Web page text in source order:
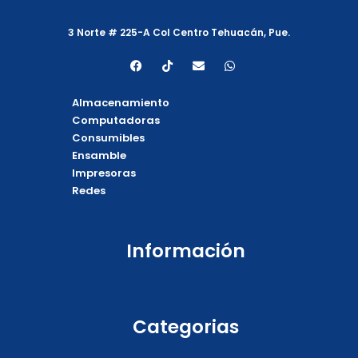
3 Norte # 225-A Col Centro Tehuacán, Pue.
F
a
e
b
o
k
T
i
o
E
n
W
h
Almacenamiento
Computadoras
Consumibles
Ensamble
Impresoras
Redes
Información
Categorias